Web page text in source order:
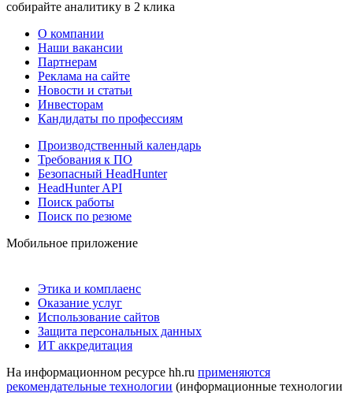
собирайте аналитику в 2 клика
О компании
Наши вакансии
Партнерам
Реклама на сайте
Новости и статьи
Инвесторам
Кандидаты по профессиям
Производственный календарь
Требования к ПО
Безопасный HeadHunter
HeadHunter API
Поиск работы
Поиск по резюме
Мобильное приложение
Этика и комплаенс
Оказание услуг
Использование сайтов
Защита персональных данных
ИТ аккредитация
На информационном ресурсе hh.ru применяются
рекомендательные технологии (информационные технологии